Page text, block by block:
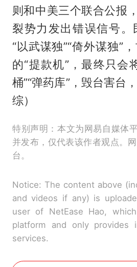
则和中美三个联合公报
裂势力发出错误信号。
“以武谋独”“倚外谋独”
的“提款机”，最终只会
桶”“弹药库”，毁台害台
综）
特别声明：本文为网易自媒体
并发布，仅代表该作者观点。
台。
Notice: The content above
and videos if any) is
user of NetEase Hao,
platform and only provides
services.